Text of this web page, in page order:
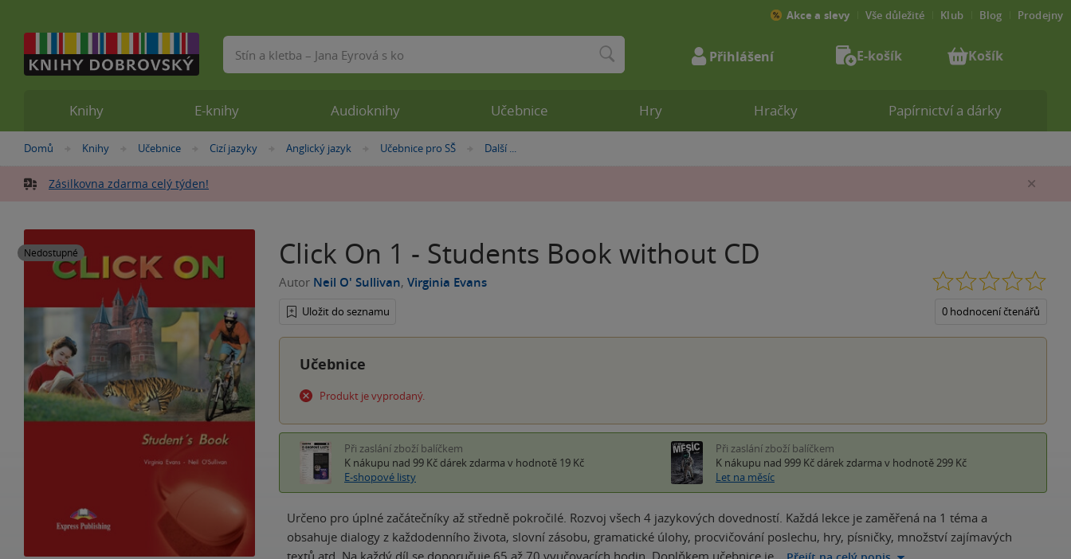
Nacházíte
zde:
Domů »
Knihy »
Učebnice »
Cizí jazyky »Anglický jazyk »
Učebnice pro SŠ »
Další ...
Zásilkovna zdarma celý týden!
Nedostupné Click On 1 - Students Book without CD
Autor Neil O' Sullivan, Virginia Evans
Uložit do seznamu 0 hodnocení čtenářů
Učebnice
Produkt je vyprodaný.
Při zaslání zboží balíčkem
K nákupu nad 99 Kč dárek zdarma v hodnotě 19 Kč
E-shopové listy
Při zaslání zboží balíčkem
K nákupu nad 999 Kč dárek zdarma v hodnotě 299 Kč
Let na měsíc
Určeno pro úplné začátečníky až středně pokročilé. Rozvoj všech 4 jazykových dovedností. Každá lekce je zaměřená na 1 téma a
obsahuje dialogy z každodenního života, slovní zásobu, gramatické úlohy, procvičování poslechu, hry, písničky, množství zajímavých
Knihy E-knihy Audioknihy Učebnice Hry Hračky Papírnictví a dárky
Akce a slevy Vše důležité Klub Blog Prodejny
Vyhledávání Přihlášení E-košík Košík